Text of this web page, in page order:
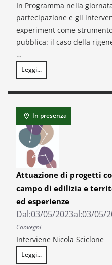
In Programma nella
partecipazione e gli
experiment come
pubblica: il caso della
…
Leggi...
XXV Conference SIET:
In presenza
Attuazione di progetti
campo di edilizia e
ed esperienze
Dal:03/05/2023al:03/05/
Convegni
Interviene Nicola Sciclone
Leggi...
Attuazione di progetti con